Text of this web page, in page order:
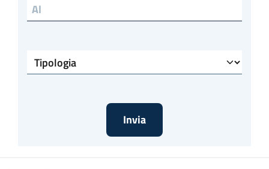
Scadenza al
Tipologia